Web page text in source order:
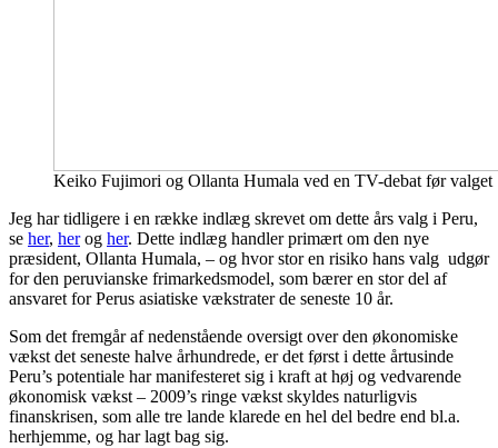
Keiko Fujimori og Ollanta Humala ved en TV-debat før valget
Jeg har tidligere i en række indlæg skrevet om dette års valg i Peru,
se her, herog her. Dette indlæg handler primært om den nye
præsident, Ollanta Humala, – og hvor stor en risiko hans valg udgør
for den peruvianske frimarkedsmodel, som bærer en stor del af
ansvaret for Perus asiatiske vækstrater de seneste 10 år.
Som det fremgår af nedenstående oversigt over den økonomiske
vækst det seneste halve århundrede, er det først i dette årtusinde
Peru’s potentiale har manifesteret sig i kraft at høj og vedvarende
økonomisk vækst – 2009’s ringe vækst skyldes naturligvis
finanskrisen, som alle tre lande klarede en hel del bedre end bl.a.
herhjemme, og har lagt bag sig.